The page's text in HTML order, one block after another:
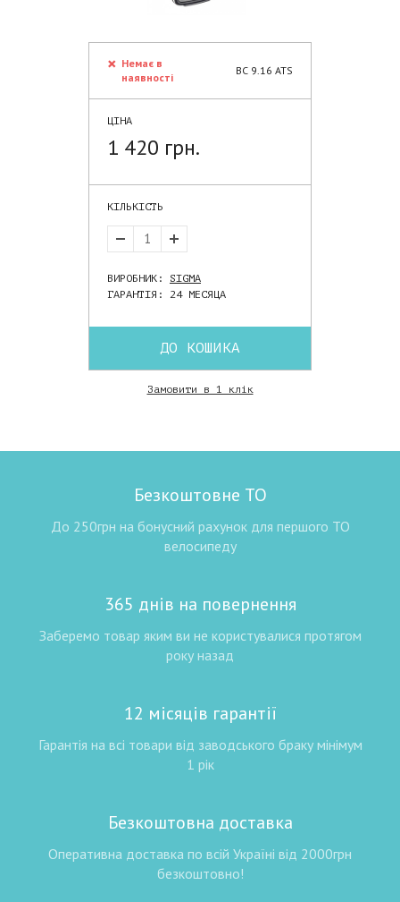
Немає в
наявності
BC 9.16 ATS
ЦІНА
1 420 грн.
КІЛЬКІСТЬ
ВИРОБНИК: SIGMA
ГАРАНТІЯ: 24 МЕСЯЦА
ДО КОШИКА
Замовити в 1 клік
Безкоштовне ТО
До 250грн на бонусний рахунок для першого ТО
велосипеду
365 днів на повернення
Заберемо товар яким ви не користувалися протягом
року назад
12 місяців гарантії
Гарантія на всі товари від заводського браку мінімум
1 рік
Безкоштовна доставка
Оперативна доставка по всій Україні від 2000грн
безкоштовно!